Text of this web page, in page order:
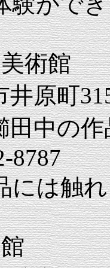
術館
原町
中の作
は触れ